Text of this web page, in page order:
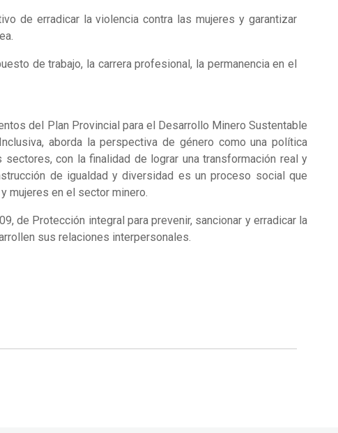
de erradicar la violencia contra las mujeres y garantizar
de trabajo, la carrera profesional, la permanencia en el
del Plan Provincial para el Desarrollo Minero Sustentable
aborda la perspectiva de género como una política
con la finalidad de lograr una transformación real y
de igualdad y diversidad es un proceso social que
mujeres en el sector minero.
de Protección integral para prevenir, sancionar y erradicar la
sus relaciones interpersonales.